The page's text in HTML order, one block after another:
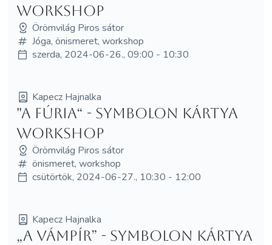
Workshop
Örömvilág Piros sátor
Jóga, önismeret, workshop
szerda, 2024-06-26., 09:00 - 10:30
Kapecz Hajnalka
"A Fúria“ - Symbolon kártya
workshop
Örömvilág Piros sátor
önismeret, workshop
csütörtök, 2024-06-27., 10:30 - 12:00
Kapecz Hajnalka
„A Vámpír” - Symbolon kártya